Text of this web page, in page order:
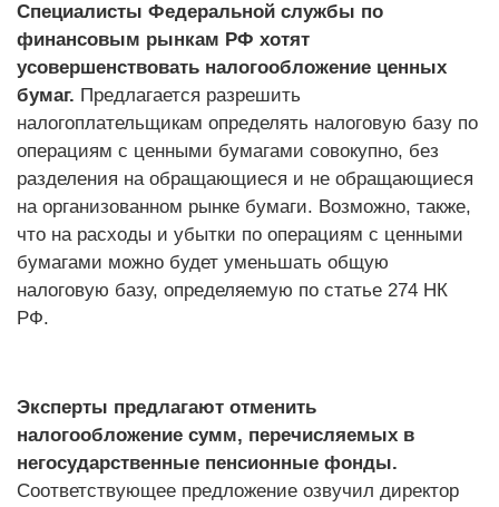
Специалисты Федеральной службы по
финансовым рынкам РФ хотят
усовершенствовать налогообложение ценных
бумаг. Предлагается разрешить
налогоплательщикам определять налоговую базу по
операциям с ценными бумагами совокупно, без
разделения на обращающиеся и не обращающиеся
на организованном рынке бумаги. Возможно, также,
что на расходы и убытки по операциям с ценными
бумагами можно будет уменьшать общую
налоговую базу, определяемую по статье 274 НК
РФ.
Эксперты предлагают отменить
налогообложение сумм, перечисляемых в
негосударственные пенсионные фонды.
Соответствующее предложение озвучил директор